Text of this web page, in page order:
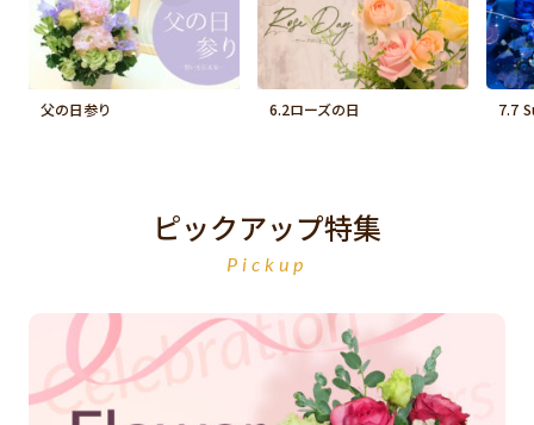
父の日参り 6.2ローズの日 7.7
ピックアップ特集
Pickup